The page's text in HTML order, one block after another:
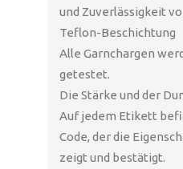
und Zuverlässigkeit
Teflon-Beschichtung
Alle Garnchargen
getestet.
Die Stärke und der
Auf jedem Etikett
Code, der die
zeigt und bestätigt.